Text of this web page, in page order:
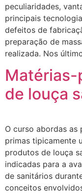
peculiaridades,
principais
defeitos de
preparação de
realizada. Nos
Matérias-
de louça
O curso abordas
primas tipicamente
produtos de louça
indicadas para a
de sanitários
conceitos